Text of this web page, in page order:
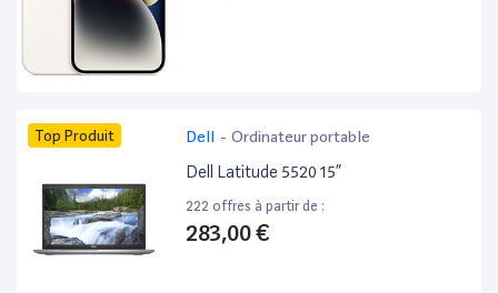
Top Produit Dell - Ordinateur portable
Dell Latitude 5520 15”
222 offres à partir de :
283,00 €